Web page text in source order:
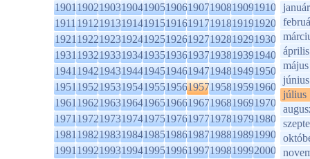
1901190219031904190519061907190819091910
1911191219131914191519161917191819191920
1921192219231924192519261927192819291930
1931193219331934193519361937193819391940
1941194219431944194519461947194819491950
1951195219531954195519561957195819591960
1961196219631964196519661967196819691970
1971197219731974197519761977197819791980
1981198219831984198519861987198819891990
1991199219931994199519961997199819992000
január
április
május
június
július